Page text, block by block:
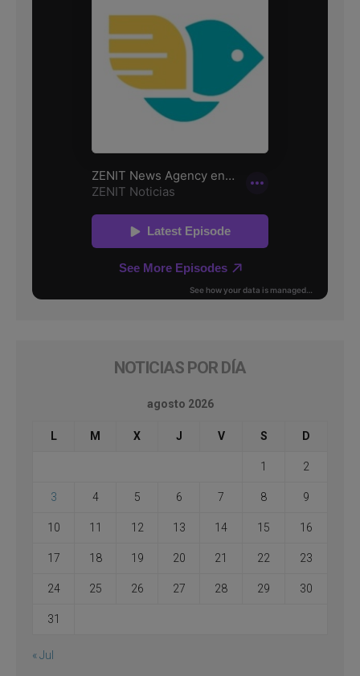
NOTICIAS POR DÍA
agosto 2026
L M X J V S D
1 2
3 4 5 6 7 8 9
10 11 12 13 14 15 16
17 18 19 20 21 22 23
24 25 26 27 28 29 30
31
« Jul